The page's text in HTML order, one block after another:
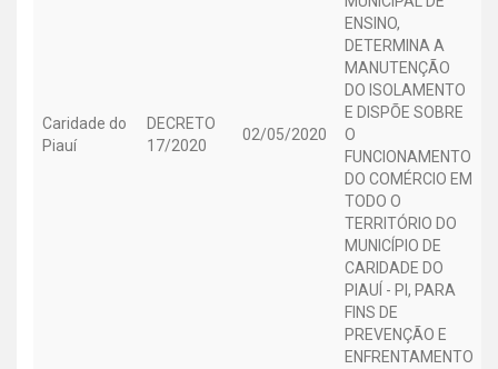
Caridade do
Piauí
DECRETO
17/2020
02/05/2020
ENSINO,
DETERMINA A
MANUTENÇÃO
DO ISOLAMENTO
E DISPÕE SOBRE
O
FUNCIONAMENTO
DO COMÉRCIO EM
TODO O
TERRITÓRIO DO
MUNICÍPIO DE
CARIDADE DO
PIAUÍ - PI, PARA
FINS DE
PREVENÇÃO E
ENFRENTAMENTO